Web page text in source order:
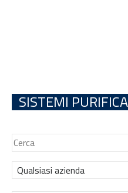
SISTEMI
Qualsiasi azienda